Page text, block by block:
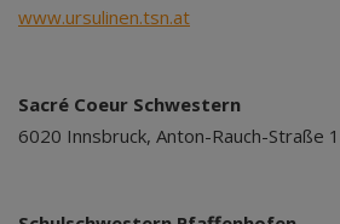
www.ursulinen.tsn.at
Sacré Coeur Schwestern
6020 Innsbruck, Anton-Rauch-Straße